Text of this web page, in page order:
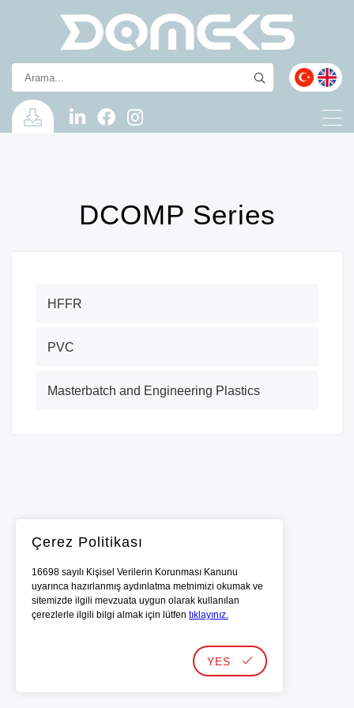
DCOMP Series
HFFR
PVC
Masterbatch and Engineering Plastics
Çerez Politikası
16698 sayılı Kişisel Verilerin Korunması Kanunu
uyarınca hazırlanmış aydınlatma metnimizi okumak ve
sitemizde ilgili mevzuata uygun olarak kullanılan
çerezlerle ilgili bilgi almak için lütfen tıklayınız.
YES